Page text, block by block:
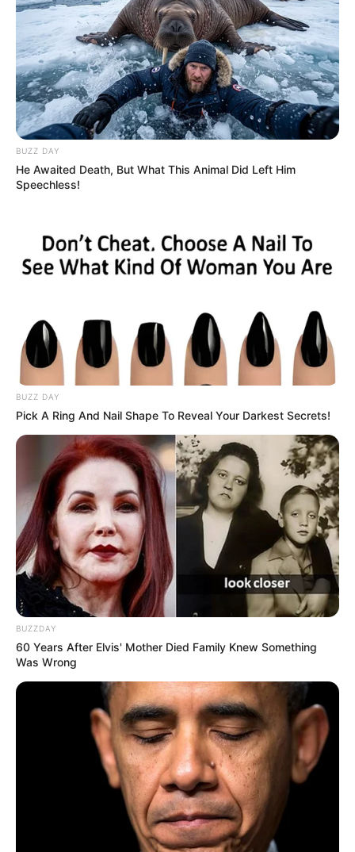
BUZZ DAY
He Awaited Death, But What This Animal Did Left Him
Speechless!
BUZZ DAY
Pick A Ring And Nail Shape To Reveal Your Darkest Secrets!
BUZZDAY
60 Years After Elvis' Mother Died Family Knew Something
Was Wrong